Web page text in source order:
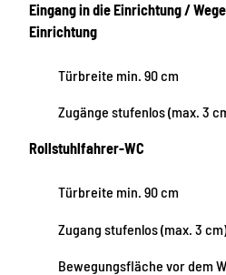
Eingang in die Einrichtung /
Einrichtung
Türbreite min. 90 cm
Zugänge stufenlos (max. 3
Rollstuhlfahrer-WC
Türbreite min. 90 cm
Zugang stufenlos (max. 3
Bewegungsfläche vor dem